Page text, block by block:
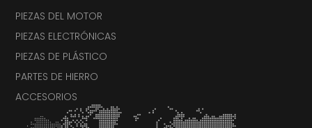
PIEZAS DEL MOTOR
PIEZAS ELECTRÓNICAS
PIEZAS DE PLÁSTICO
PARTES DE HIERRO
ACCESORIOS